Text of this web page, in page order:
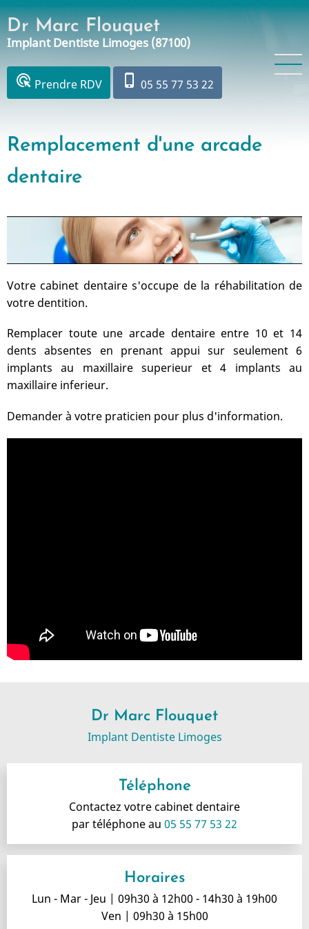
Aller
au
contenu
Dr Marc Flouquet
Implant Dentiste Limoges (87100)
ads_click Prendre RDV phone_iphone 05 55 77 53 22
Remplacement d'une arcade
dentaire
Votre cabinet dentaire s'occupe de la réhabilitation de
votre dentition.
Remplacer toute une arcade dentaire entre 10 et 14
dents absentes en prenant appui sur seulement 6
implants au maxillaire superieur et 4 implants au
maxillaire inferieur.
Demander à votre praticien pour plus d'information.
Dr Marc Flouquet
Implant Dentiste Limoges
Téléphone
Contactez votre cabinet dentaire
par téléphone au 05 55 77 53 22
Horaires
Lun - Mar - Jeu | 09h30 à 12h00 - 14h30 à 19h00
Ven | 09h30 à 15h00